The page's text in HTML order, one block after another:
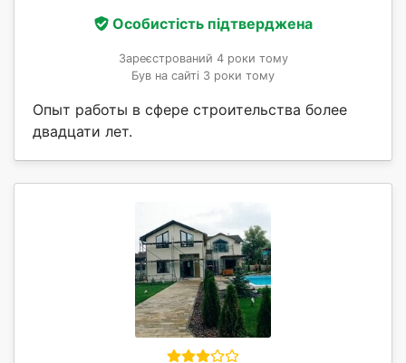
Особистість підтверджена
Зареєстрований 4 роки тому
Був на сайті 3 роки тому
Опыт работы в сфере строительства более
двадцати лет.